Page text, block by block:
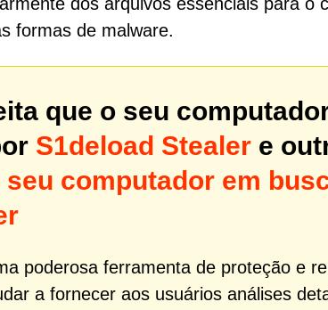
formas de malware.
que o seu
S1deload Stealer e
computador em
poderosa ferramenta de proteção e
a fornecer aos usuários análises